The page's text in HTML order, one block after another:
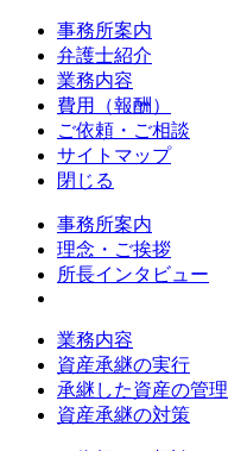
事務所案内
弁護士紹介
業務内容
費用（報酬）
ご依頼・ご相談
サイトマップ
閉じる
事務所案内
理念・ご挨拶
所長インタビュー
業務内容
資産承継の実行
承継した資産の管理
資産承継の対策